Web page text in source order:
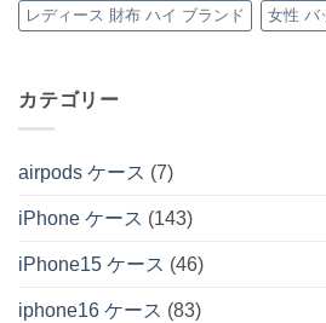
レディース 財布 ハイ ブランド 女性 バ
カテゴリー
airpods ケース (7)
iPhone ケース (143)
iPhone15 ケース (46)
iphone16 ケース (83)